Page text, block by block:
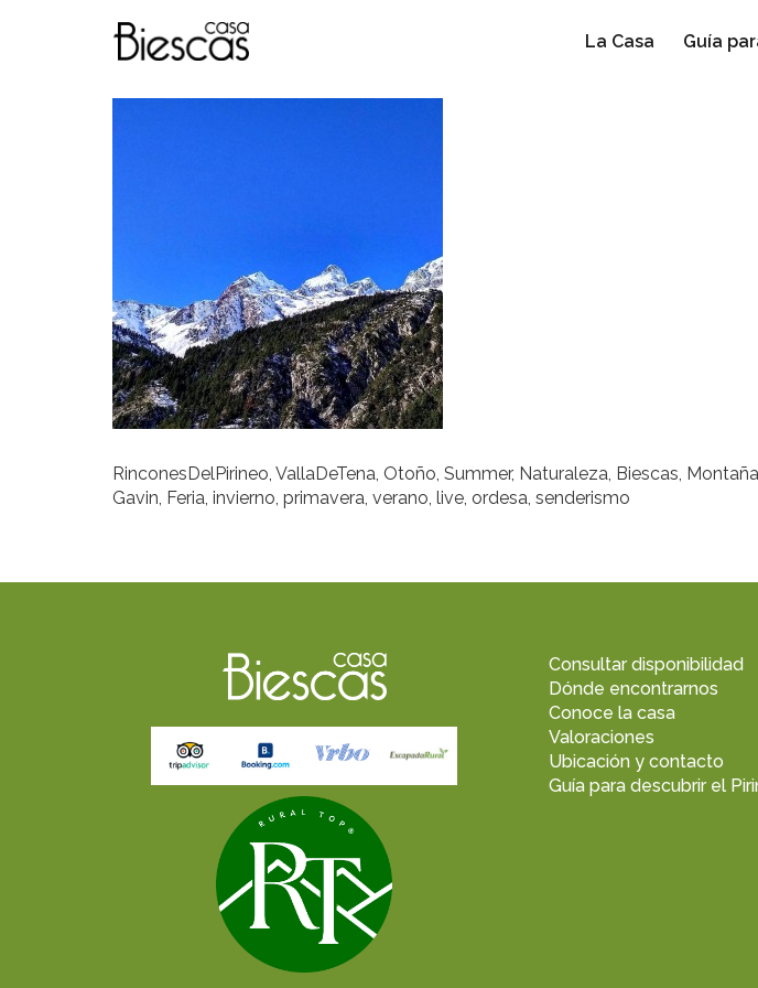
La Casa Guía
RinconesDelPirineo, VallaDeTena, Otoño, Summer, Naturaleza, Biescas,
Gavin, Feria, invierno, primavera, verano, live, ordesa, senderismo
Consultar disponibilidad
Dónde encontrarnos
Conoce la casa
Valoraciones
Ubicación y contacto
Guía para descubrir el